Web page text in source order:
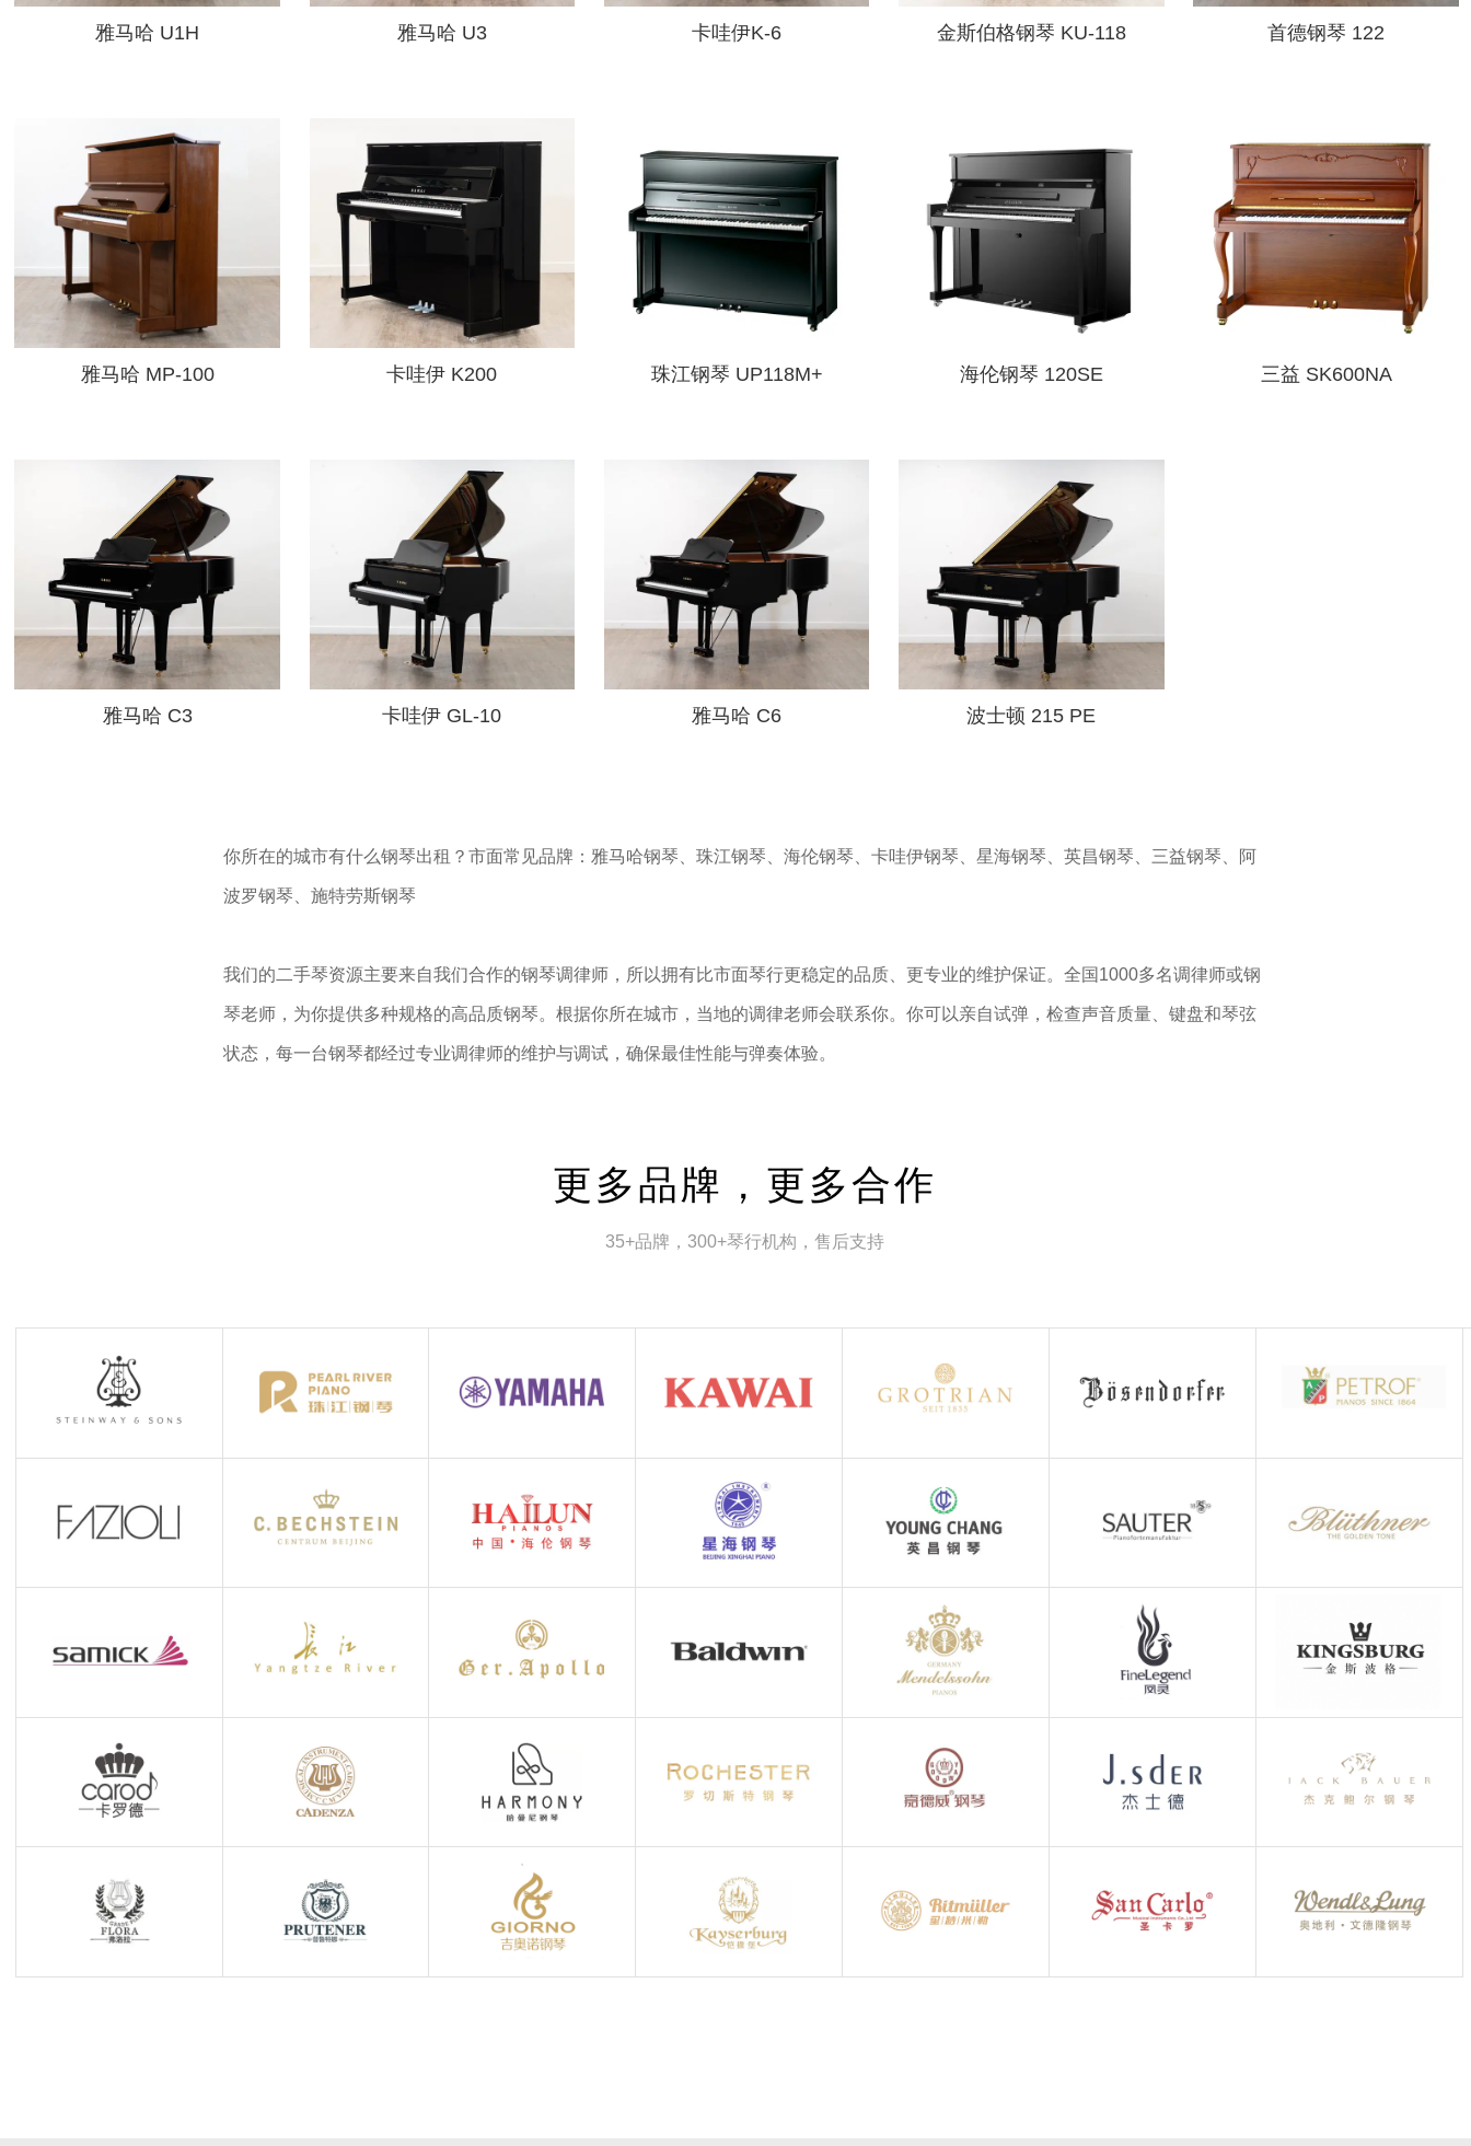
雅马哈 U1H 雅马哈 U3 卡哇伊K-6 金斯伯格钢琴 KU-118 首德钢琴 122
雅马哈 MP-100 卡哇伊 K200 珠江钢琴 UP118M+ 海伦钢琴 120SE 三益 SK600NA
雅马哈 C3 卡哇伊 GL-10 雅马哈 C6 波士顿 215 PE
你所在的城市有什么钢琴出租？市面常见品牌：雅马哈钢琴、珠江钢琴、海伦钢琴、卡哇伊钢琴、星海钢琴、英昌钢琴、三益钢琴、阿
波罗钢琴、施特劳斯钢琴
我们的二手琴资源主要来自我们合作的钢琴调律师，所以拥有比市面琴行更稳定的品质、更专业的维护保证。全国1000多名调律师或钢
琴老师，为你提供多种规格的高品质钢琴。根据你所在城市，当地的调律老师会联系你。你可以亲自试弹，检查声音质量、键盘和琴弦
状态，每一台钢琴都经过专业调律师的维护与调试，确保最佳性能与弹奏体验。
更多品牌，更多合作
35+品牌，300+琴行机构，售后支持